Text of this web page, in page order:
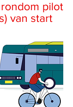
pilot
van start